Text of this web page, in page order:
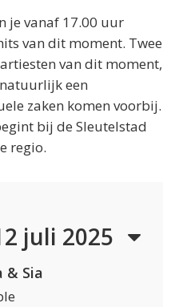
je vanaf 17.00 uur
van dit moment. Twee
van dit moment,
een
zaken komen voorbij.
bij de Sleutelstad
regio.
juli 2025
& Sia